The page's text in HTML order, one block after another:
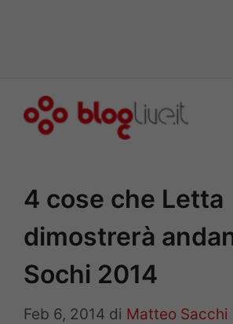
4 cose che Letta
dimostrerà
Sochi 2014
Feb 6, 2014 di Matteo Sacchi